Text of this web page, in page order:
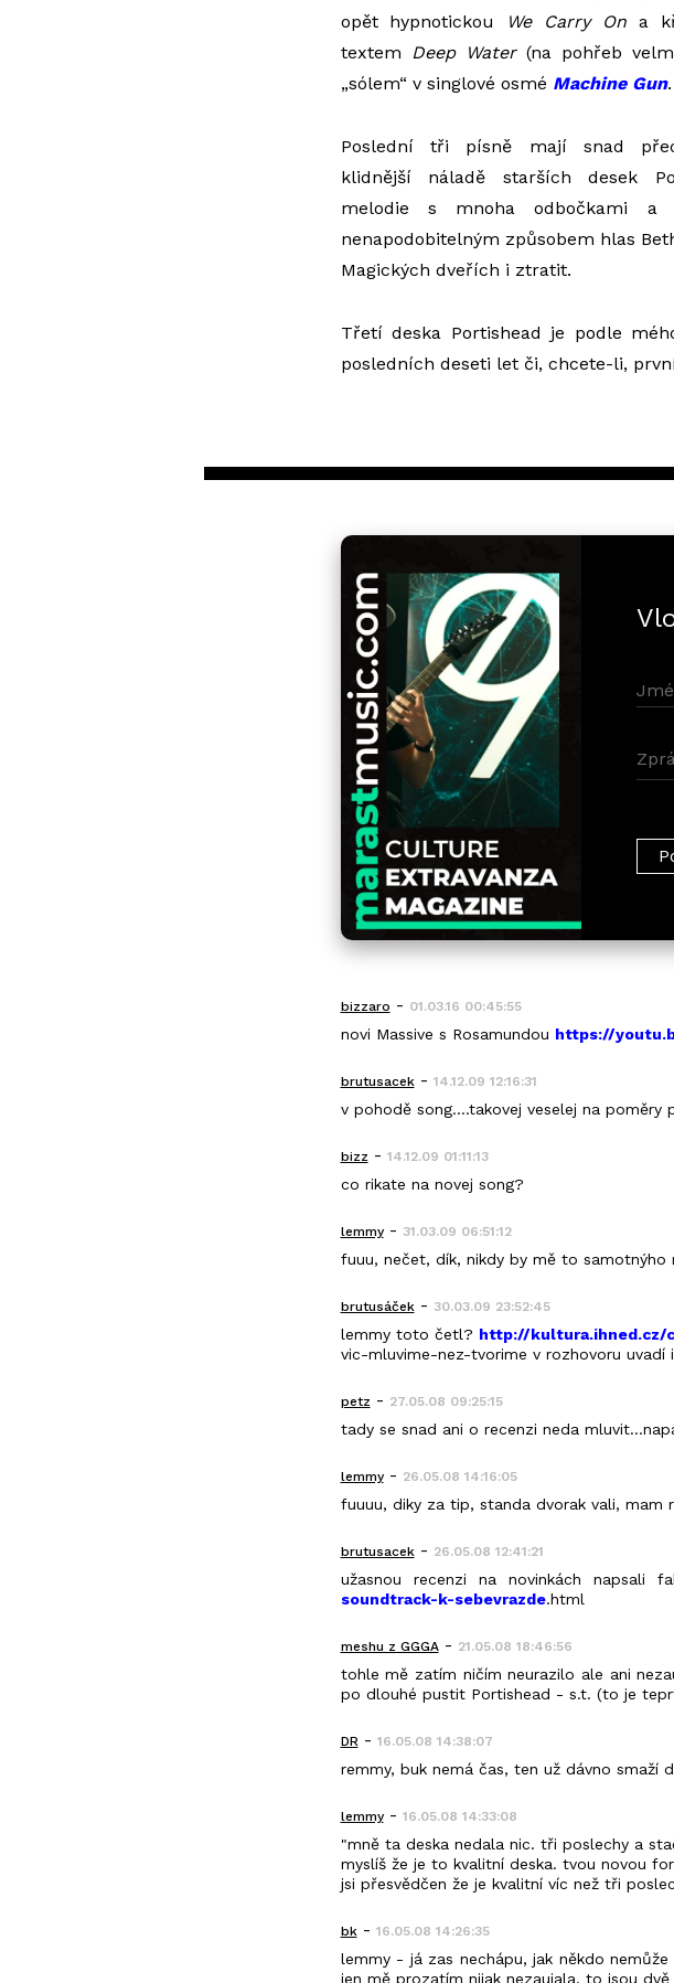
opět hypnotickou
We Carry On a
textem Deep Water(na pohřeb
„sólem“ v singlové osmé Machine Gun.
Poslední tři písně mají snad
klidnější náladě starších desek
melodie s mnoha odbočkami a
nenapodobitelným způsobem hlas
Magických dveřích i ztratit.
Třetí deska Portishead je podle
posledních deseti let či, chcete-li,
bizzaro - 01.03.16 00:45:55
novi Massive s Rosamundou https://
brutusacek- 14.12.09 12:16:31
v pohodě song....takovej veselej na poměry
bizz- 14.12.09 01:11:13
co rikate na novej song?
lemmy- 31.03.09 06:51:12
fuuu, nečet, dík, nikdy by mě to samotnýho
brutusáček- 30.03.09 23:52:45
lemmy toto četl? http://kultura.ihned.cz/
vic-mluvime-nez-tvorime v rozhovoru
petz- 27.05.08 09:25:15
tady se snad ani o recenzi neda
lemmy- 26.05.08 14:16:05
fuuuu, diky za tip, standa dvorak vali, mam
brutusacek- 26.05.08 12:41:21
užasnou recenzi na novinkách napsali
soundtrack-k-sebevrazde.html
meshu z GGGA- 21.05.08 18:46:56
tohle mě zatím ničím neurazilo ale ani
po dlouhé pustit Portishead - s.t. (to je
DR- 16.05.08 14:38:07
remmy, buk nemá čas, ten už dávno smaží
lemmy- 16.05.08 14:33:08
"mně ta deska nedala nic. tři poslechy a
myslíš že je to kvalitní deska. tvou novou
jsi přesvědčen že je kvalitní víc než tři
bk- 16.05.08 14:26:35
lemmy - já zas nechápu, jak někdo
jen mě prozatím nijak nezaujala. to jsou